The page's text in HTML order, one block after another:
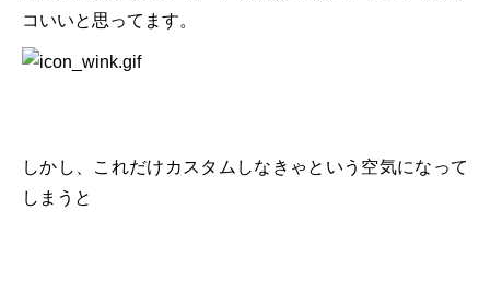
コいいと思ってます。
しかし、これだけカスタムしなきゃという空気になって
しまうと